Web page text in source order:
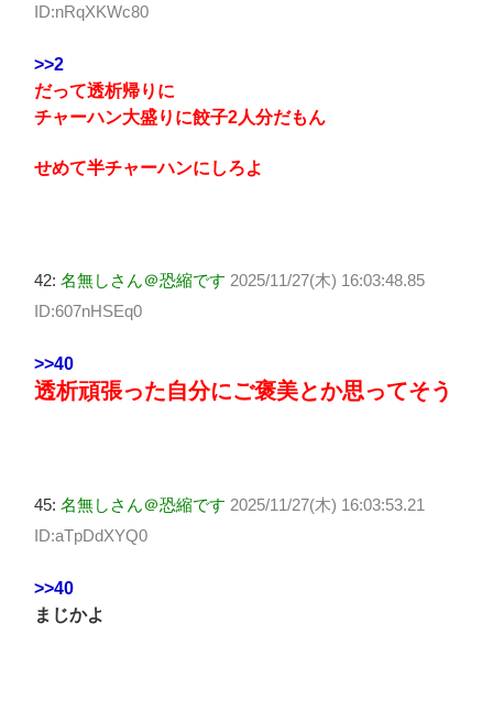
ID:nRqXKWc80
>>2
だって透析帰りに
チャーハン大盛りに餃子2人分だもん
せめて半チャーハンにしろよ
42: 名無しさん＠恐縮です 2025/11/27(木) 16:03:48.85
ID:607nHSEq0
>>40
透析頑張った自分にご褒美とか思ってそう
45: 名無しさん＠恐縮です 2025/11/27(木) 16:03:53.21
ID:aTpDdXYQ0
>>40
まじかよ